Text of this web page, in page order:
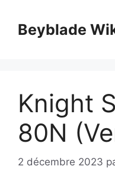
contenuBeyblade
Knight
80N
2 décembre 2023